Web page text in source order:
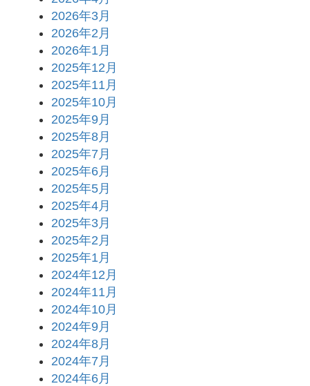
2026年3月
2026年2月
2026年1月
2025年12月
2025年11月
2025年10月
2025年9月
2025年8月
2025年7月
2025年6月
2025年5月
2025年4月
2025年3月
2025年2月
2025年1月
2024年12月
2024年11月
2024年10月
2024年9月
2024年8月
2024年7月
2024年6月